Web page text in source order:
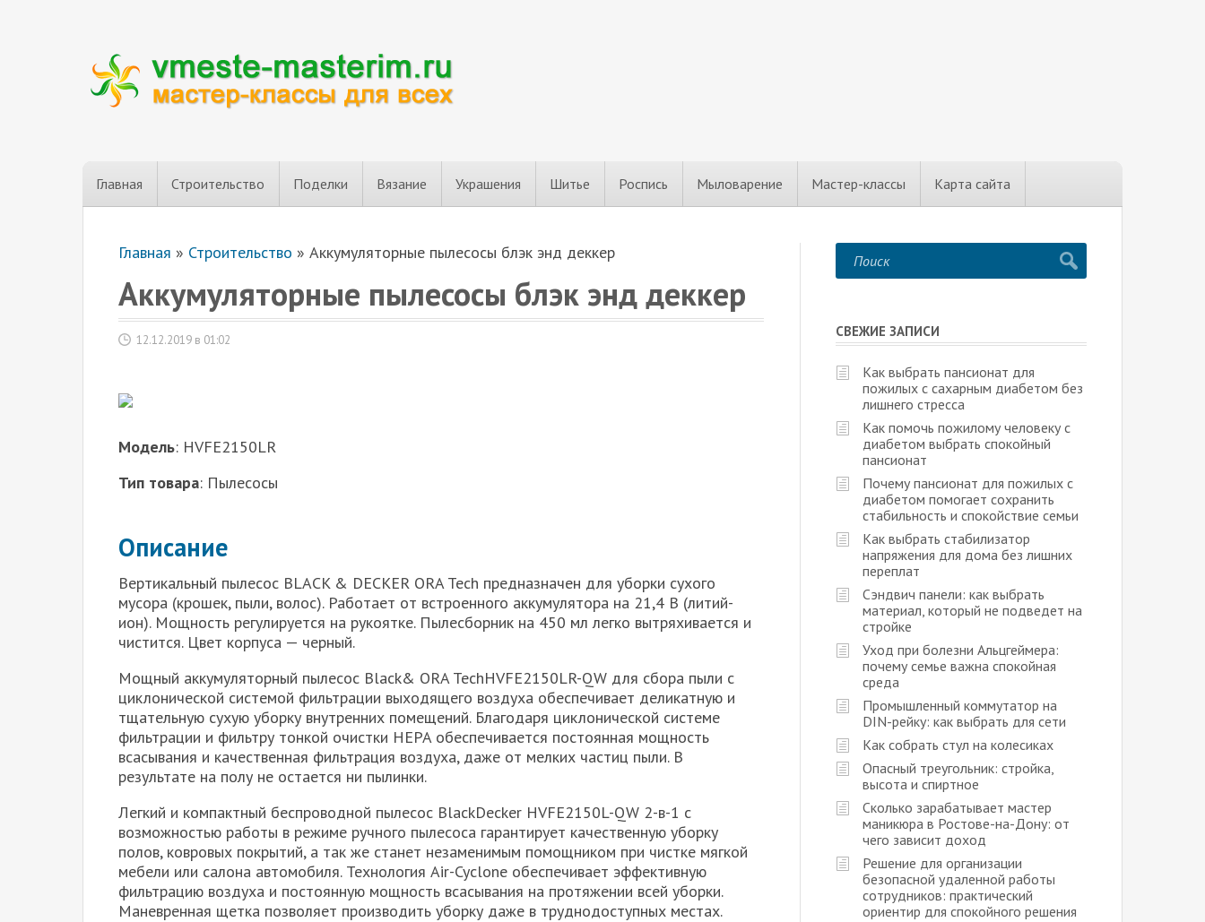
Главная Строительство Поделки Вязание Украшения Шитье Роспись Мыловарение Мастер-классы Карта сайта
Главная » Строительство » Аккумуляторные пылесосы блэк энд деккер
Аккумуляторные пылесосы блэк энд деккер
12.12.2019 в 01:02
Модель: HVFE2150LR
Тип товара: Пылесосы
Описание
Вертикальный пылесос BLACK & DECKER ORA Tech предназначен для уборки сухого
мусора (крошек, пыли, волос). Работает от встроенного аккумулятора на 21,4 В (литий-
ион). Мощность регулируется на рукоятке. Пылесборник на 450 мл легко вытряхивается и
чистится. Цвет корпуса — черный.
Мощный аккумуляторный пылесос Black& ORA TechHVFE2150LR-QW для сбора пыли с
циклонической системой фильтрации выходящего воздуха обеспечивает деликатную и
тщательную сухую уборку внутренних помещений. Благодаря циклонической системе
фильтрации и фильтру тонкой очистки HEPA обеспечивается постоянная мощность
всасывания и качественная фильтрация воздуха, даже от мелких частиц пыли. В
результате на полу не остается ни пылинки.
Легкий и компактный беспроводной пылесос BlackDecker HVFE2150L-QW 2-в-1 с
возможностью работы в режиме ручного пылесоса гарантирует качественную уборку
полов, ковровых покрытий, а так же станет незаменимым помощником при чистке мягкой
мебели или салона автомобиля. Технология Air-Cyclone обеспечивает эффективную
фильтрацию воздуха и постоянную мощность всасывания на протяжении всей уборки.
Маневренная щетка позволяет производить уборку даже в труднодоступных местах.
СВЕЖИЕ ЗАПИСИ
Как выбрать пансионат для
пожилых с сахарным диабетом без
лишнего стресса
Как помочь пожилому человеку с
диабетом выбрать спокойный
пансионат
Почему пансионат для пожилых с
диабетом помогает сохранить
стабильность и спокойствие семьи
Как выбрать стабилизатор
напряжения для дома без лишних
переплат
Сэндвич панели: как выбрать
материал, который не подведет на
стройке
Уход при болезни Альцгеймера:
почему семье важна спокойная
среда
Промышленный коммутатор на
DIN-рейку: как выбрать для сети
Как собрать стул на колесиках
Опасный треугольник: стройка,
высота и спиртное
Сколько зарабатывает мастер
маникюра в Ростове-на-Дону: от
чего зависит доход
Решение для организации
безопасной удаленной работы
сотрудников: практический
ориентир для спокойного решения